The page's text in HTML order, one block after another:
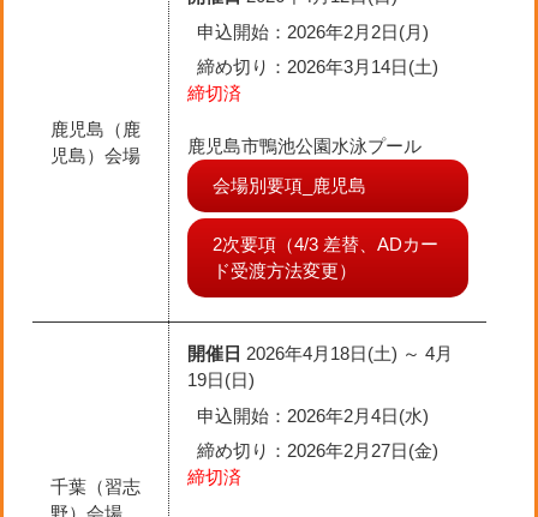
鹿児島（鹿
児島）会場
申込開始：2026年2月2日(月)
締め切り ：2026年3月14日(土)
締切済
鹿児島市鴨池公園水泳プール
会場別要項_鹿児島
2次要項（4/3 差替、ADカー
ド受渡方法変更）
千葉（習志
開催日 2026年4月18日(土) ～ 4月
19日(日)
申込開始：2026年2月4日(水)
締め切り ：2026年2月27日(金)
締切済